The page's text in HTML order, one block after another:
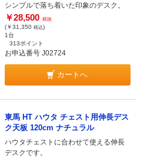
シンプルで落ち着いた印象のデスク。
￥28,500 税抜
(￥31,350 税込)
1台
313ポイント
お申込番号 J02724
カートへ
東馬 HT ハウタ チェスト用伸長デス
ク天板 120cm ナチュラル
ハウタチェストに合わせて使える伸長
デスクです。